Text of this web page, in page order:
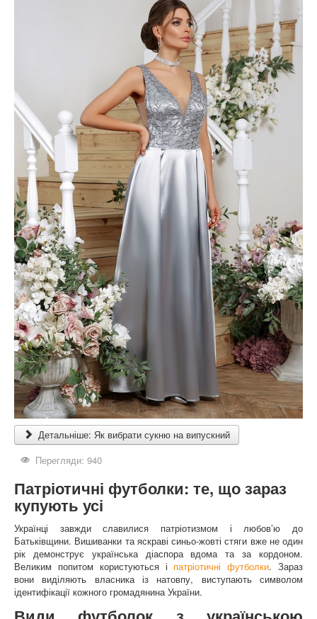
Детальніше: Як вибрати сукню на випускний
Перегляди: 940
Патріотичні футболки: те, що зараз
купують усі
Українці завжди славилися патріотизмом і любов’ю до
Батьківщини. Вишиванки та яскраві синьо-жовті стяги вже не один
рік демонструє українська діаспора вдома та за кордоном.
Великим попитом користуються і патріотичні футболки. Зараз
вони виділяють власника із натовпу, виступають символом
ідентифікації кожного громадянина України.